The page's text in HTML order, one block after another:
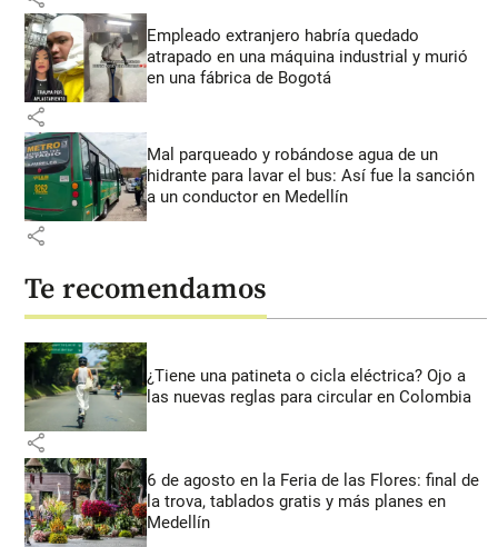
Empleado extranjero habría quedado
atrapado en una máquina industrial y murió
en una fábrica de Bogotá
share
Mal parqueado y robándose agua de un
hidrante para lavar el bus: Así fue la sanción
a un conductor en Medellín
share
Te recomendamos
¿Tiene una patineta o cicla eléctrica? Ojo a
las nuevas reglas para circular en Colombia
share
6 de agosto en la Feria de las Flores: final de
la trova, tablados gratis y más planes en
Medellín